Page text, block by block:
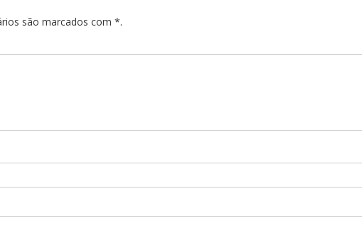
são marcados com *.